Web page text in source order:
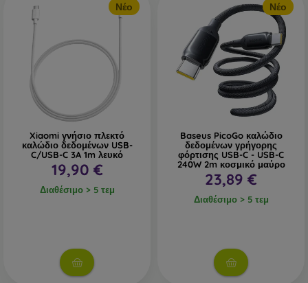
Νέο
Xiaomi γνήσιο πλεκτό
καλώδιο δεδομένων USB-
C/USB-C 3A 1m λευκό
19,90 €
Διαθέσιμο > 5 τεμ
Νέο
Baseus PicoGo καλώδιο
δεδομένων γρήγορης
φόρτισης USB-C - USB-C
240W 2m κοσμικό μαύρο
23,89 €
Διαθέσιμο > 5 τεμ